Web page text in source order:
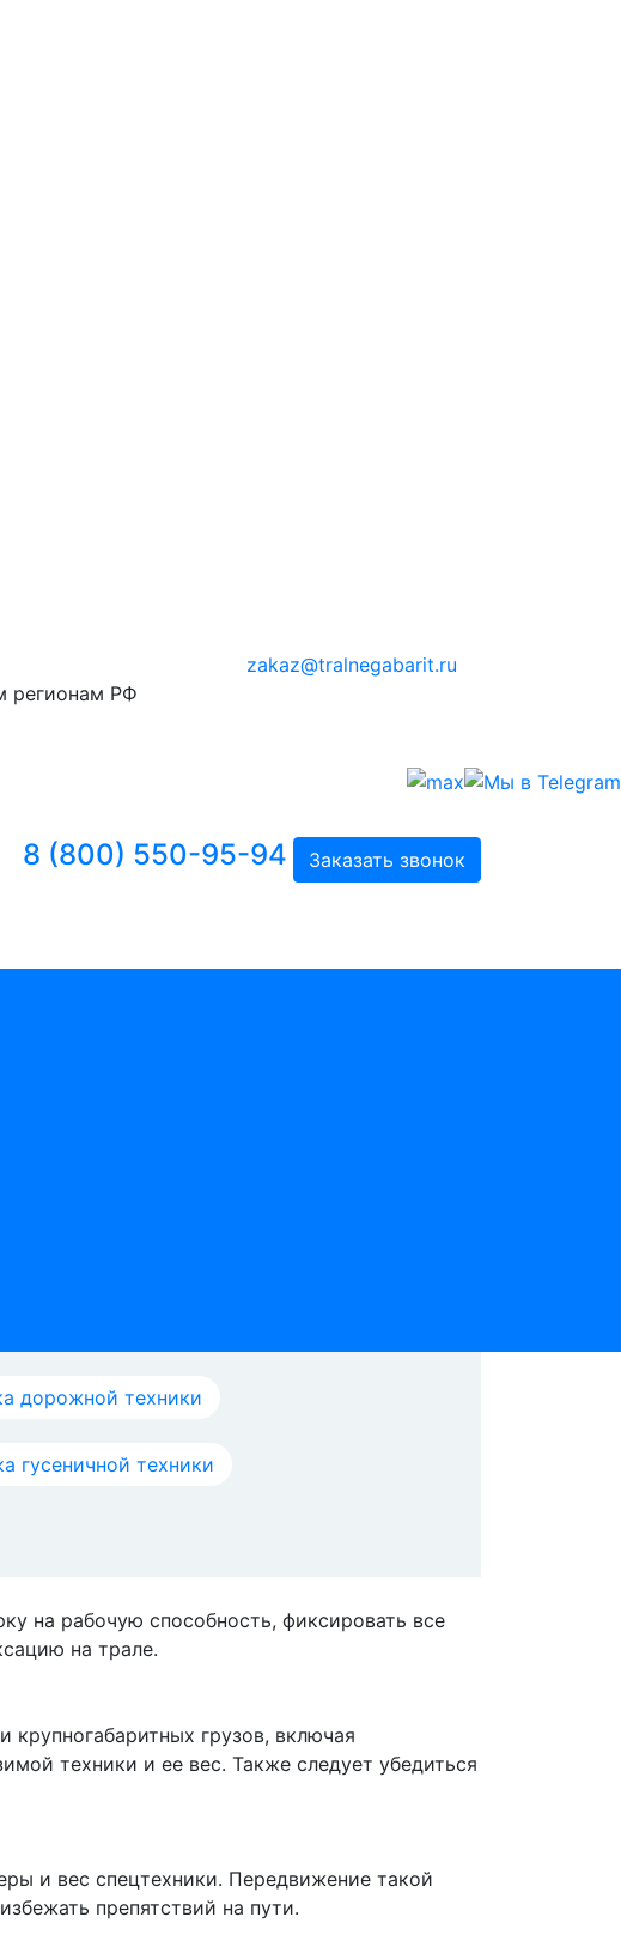
регионам РФ
zakaz@tralnegabarit.ru
8 (800) 550-95-94 Заказать звонок
дорожной техники
гусеничной техники
на рабочую способность, фиксировать все
на трале.
крупногабаритных грузов, включая
техники и ее вес. Также следует убедиться
и вес спецтехники. Передвижение такой
препятствий на пути.